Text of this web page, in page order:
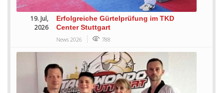
19. Jul,
2026
Erfolgreiche Gürtelprüfung im TKD
Center Stuttgart
News 2026 788